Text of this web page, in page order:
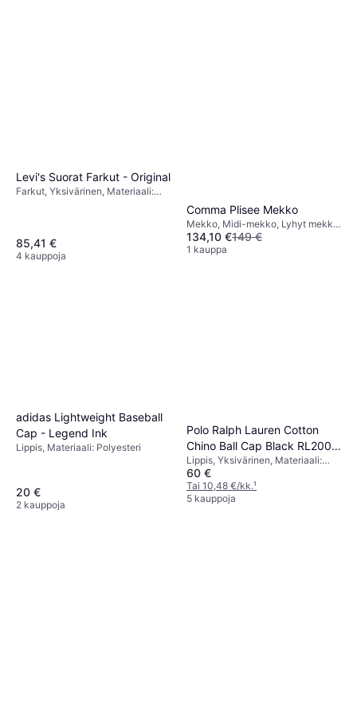
Levi's Suorat Farkut - Original
Farkut, Yksivärinen, Materiaali:
85,41 €
4 kauppoja
Comma Plisee Mekko
Mekko, Midi-mekko, Lyhyt mekko,
Pitkä mekko, Yksivärinen,
Materiaali: Polyesteri, Satiini
134,10 €149 €
1 kauppa
adidas Lightweight Baseball
Cap - Legend Ink
Lippis, Materiaali: Polyesteri
20 €
2 kauppoja
Polo Ralph Lauren Cotton
Chino Ball Cap Black RL2000
Red
Lippis, Yksivärinen, Materiaali:
Puuvilla, Hengittävä
60 €
Tai 10,48 €/kk.¹
5 kauppoja